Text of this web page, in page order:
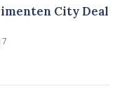
City Deal